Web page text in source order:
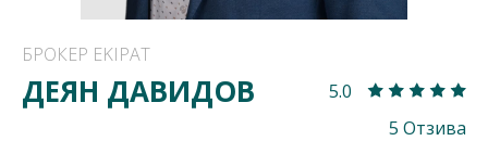
БРОКЕР EKIPAT
ДЕЯН ДАВИДОВ
5.0
5 Отзива